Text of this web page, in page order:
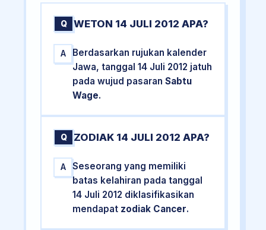
Q WETON 14 JULI 2012 APA?
A
Berdasarkan rujukan kalender
Jawa, tanggal 14 Juli 2012 jatuh
pada wujud pasaranSabtu
Wage.
Q ZODIAK 14 JULI 2012 APA?
A
Seseorang yang memiliki
batas kelahiran pada tanggal
14 Juli 2012 diklasifikasikan
mendapat zodiak Cancer.